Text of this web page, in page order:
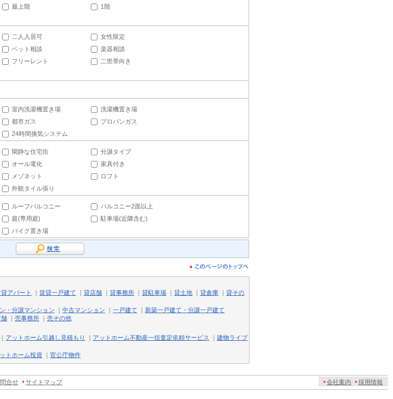
最上階
1階
二人入居可
女性限定
ペット相談
楽器相談
フリーレント
二世帯向き
室内洗濯機置き場
洗濯機置き場
都市ガス
プロパンガス
24時間換気システム
閑静な住宅街
分譲タイプ
オール電化
家具付き
メゾネット
ロフト
外観タイル張り
ルーフバルコニー
バルコニー2面以上
庭(専用庭)
駐車場(近隣含む)
バイク置き場
アパート 賃貸一戸建て 貸店舗 貸事務所 貸駐車場 貸土地 貸倉庫
貸その
・分譲マンション 中古マンション 一戸建て
新築一戸建て・分譲一戸建て
売事務所
売その他
アットホーム引越し見積もり アットホーム不動産一括査定依頼サービス
建物ライブ
トホーム投資 官公庁物件
合せ サイトマップ 会社案内 採用情報